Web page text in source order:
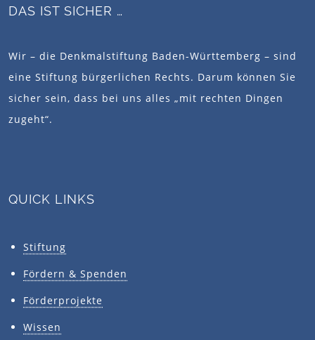
DAS IST SICHER …
Wir – die Denkmalstiftung Baden-Württemberg – sind
eine Stiftung bürgerlichen Rechts. Darum können Sie
sicher sein, dass bei uns alles „mit rechten Dingen
zugeht“.
QUICK LINKS
Stiftung
Fördern & Spenden
Förderprojekte
Wissen